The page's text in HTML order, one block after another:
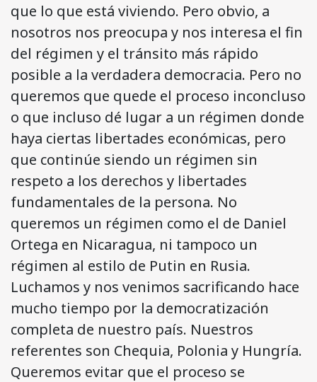
que lo que está viviendo. Pero obvio, a
nosotros nos preocupa y nos interesa el fin
del régimen y el tránsito más rápido
posible a la verdadera democracia. Pero no
queremos que quede el proceso inconcluso
o que incluso dé lugar a un régimen donde
haya ciertas libertades económicas, pero
que continúe siendo un régimen sin
respeto a los derechos y libertades
fundamentales de la persona. No
queremos un régimen como el de Daniel
Ortega en Nicaragua, ni tampoco un
régimen al estilo de Putin en Rusia.
Luchamos y nos venimos sacrificando hace
mucho tiempo por la democratización
completa de nuestro país. Nuestros
referentes son Chequia, Polonia y Hungría.
Queremos evitar que el proceso se